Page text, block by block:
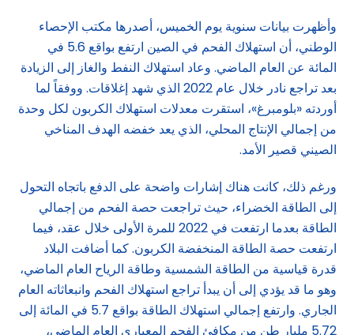
وأظهرت بيانات سنوية يوم الخميس، أصدرها مكتب الإحصاء
الوطني، أن استهلاك الفحم في الصين ارتفع بواقع 5.6 في
المائة عن العام الماضي. وعاد استهلاك النفط والغاز إلى الزيادة
بعد تراجع نادر خلال عام 2022 الذي شهد إغلاقات. ووفقاً لما
أوردته «بلومبرغ»، استقرت معدلات استهلاك الكربون لكل وحدة
من إجمالي الإنتاج المحلي، الذي يعد خفضه الهدف المناخي
الصيني قصير الأمد.
ورغم ذلك، كانت هناك إشارات واضحة على الدفع باتجاه التحول
إلى الطاقة الخضراء، حيث تراجعت حصة الفحم من إجمالي
الطاقة بعدما ارتفعت في 2022 للمرة الأولى خلال عقد، فيما
ارتفعت حصة الطاقة المنخفضة الكربون. كما أضافت البلاد
قدرة قياسية من الطاقة الشمسية وطاقة الرياح العام الماضي،
وهو ما قد يؤدي إلى أن يبدأ تراجع استهلاك الفحم وانبعاثاته العام
الجاري. وارتفع إجمالي استهلاك الطاقة بواقع 5.7 في المائة إلى
5.72 مليار طن من مكافئ الفحم المعياري العام الماضي،